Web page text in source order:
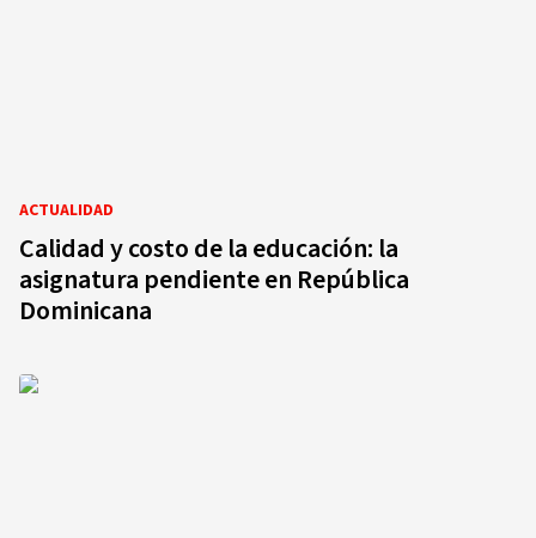
ACTUALIDAD
Calidad y costo de la educación: la
asignatura pendiente en República
Dominicana